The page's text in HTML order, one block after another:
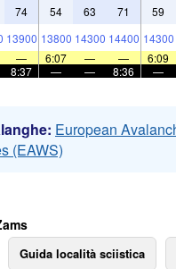
74 54 63 71 59
13900 13800 14300 14400 14300
— 6:07 — — 6:09
8:37 — — 8:36 —
European
(EAWS)
Guida località sciistica